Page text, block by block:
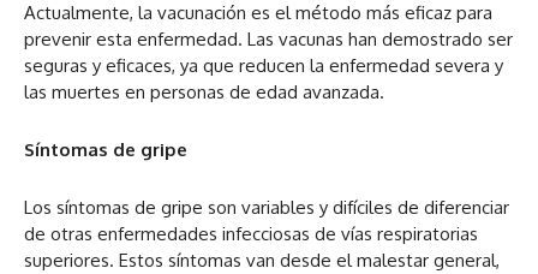
Actualmente, la vacunación es el método más eficaz para
prevenir esta enfermedad. Las vacunas han demostrado ser
seguras y eficaces, ya que reducen la enfermedad severa y
las muertes en personas de edad avanzada.
Síntomas de gripe
Los síntomas de gripe son variables y difíciles de diferenciar
de otras enfermedades infecciosas de vías respiratorias
superiores. Estos síntomas van desde el malestar general,